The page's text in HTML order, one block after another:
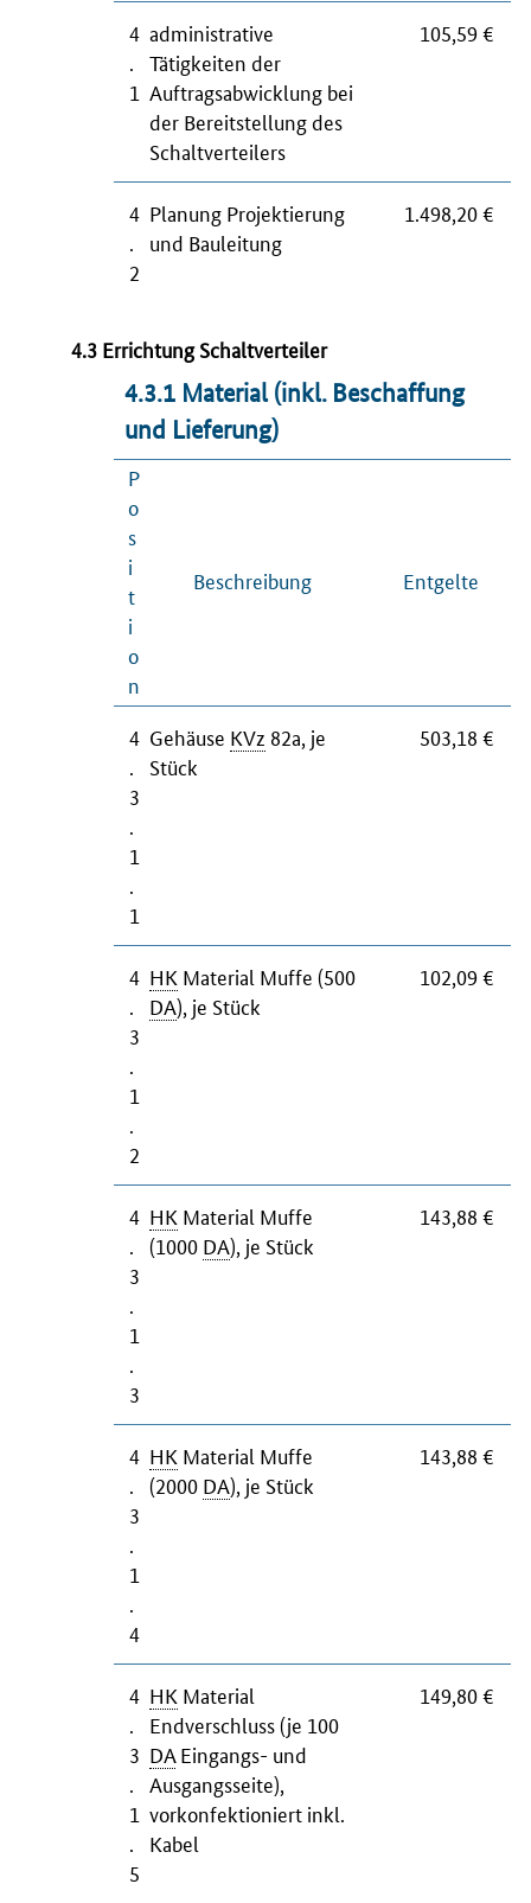
4
.
1
administrative
Tätigkeiten der
Auftragsabwicklung bei
der Bereitstellung des
Schaltverteilers
105,59 €
4
.
2
Planung Projektierung
und Bauleitung
1.498,20 €
4.3 Errichtung Schaltverteiler
4.3.1 Material (inkl. Beschaffung
und Lieferung)
P
o
s
i
t
i
o
n
Beschreibung Entgelte
4
.
3
.
1
.
1
Gehäuse KVz 82a, je
Stück
503,18 €
4
.
3
.
1
.
2
HK Material Muffe (500
DA), je Stück
102,09 €
4
.
3
.
1
.
3
HK Material Muffe
(1000 DA), je Stück
143,88 €
4
.
3
.
1
.
4
HK Material Muffe
(2000 DA), je Stück
143,88 €
4
.
3
.
1
.
5
HK Material
Endverschluss (je 100
DAEingangs- und
Ausgangsseite),
vorkonfektioniert inkl.
Kabel
149,80 €